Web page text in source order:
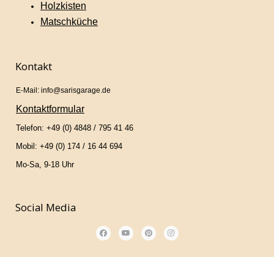
Holzkisten
Matschküche
Kontakt
E-Mail: info@sarisgarage.de
Kontaktformular
Telefon: +49 (0) 4848 / 795 41 46
Mobil: +49 (0) 174 / 16 44 694
Mo-Sa, 9-18 Uhr
Social Media